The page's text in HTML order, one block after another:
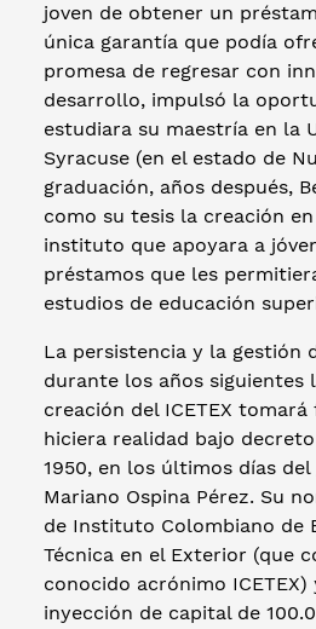
joven de obtener un
única garantía que podía
promesa de regresar con
desarrollo, impulsó la
estudiara su maestría en la
Syracuse (en el estado de
graduación, años después,
como su tesis la creación
instituto que apoyara a
préstamos que les
estudios de educación
La persistencia y la gestión
durante los años siguientes
creación del ICETEX
hiciera realidad bajo
1950, en los últimos días
Mariano Ospina Pérez. Su
de Instituto Colombiano de
Técnica en el Exterior (que
conocido acrónimo ICETEX)
inyección de capital de